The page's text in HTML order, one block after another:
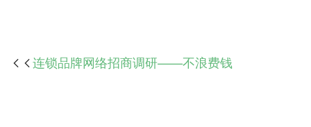
 连锁品牌网络招商调研——不浪费钱